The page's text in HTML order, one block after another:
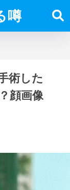
噂
術した
顔画像